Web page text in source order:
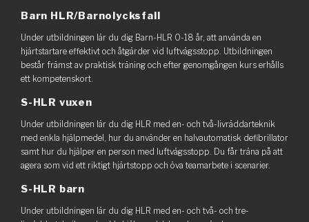
Barn HLR/Barnolycksfall
Under utbildningen lär du dig Barn-HLR 0-18 år, att använda en
hjärtstartare effektivt och åtgärder vid luftvägsstopp. Utbildningen
består främst av praktisk träning och efter genomgången kurs erhålls
ett kompetenskort.
S-HLR vuxen
Under utbildningen lär du dig HLR med en- och två-livräddarteknik
med enkla hjälpmedel, hur du använder en halvautomatisk defibrillator
samt hur du hjälper en person med luftvägsstopp. Du får träna på att
agera som vid ett riktigt hjärtstopp och öva teamarbete i scenarier.
S-HLR barn
Under utbildningen lär du dig HLR med en- och två- och tre-